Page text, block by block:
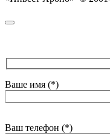
Ваше имя (*)
Ваш телефон (*)